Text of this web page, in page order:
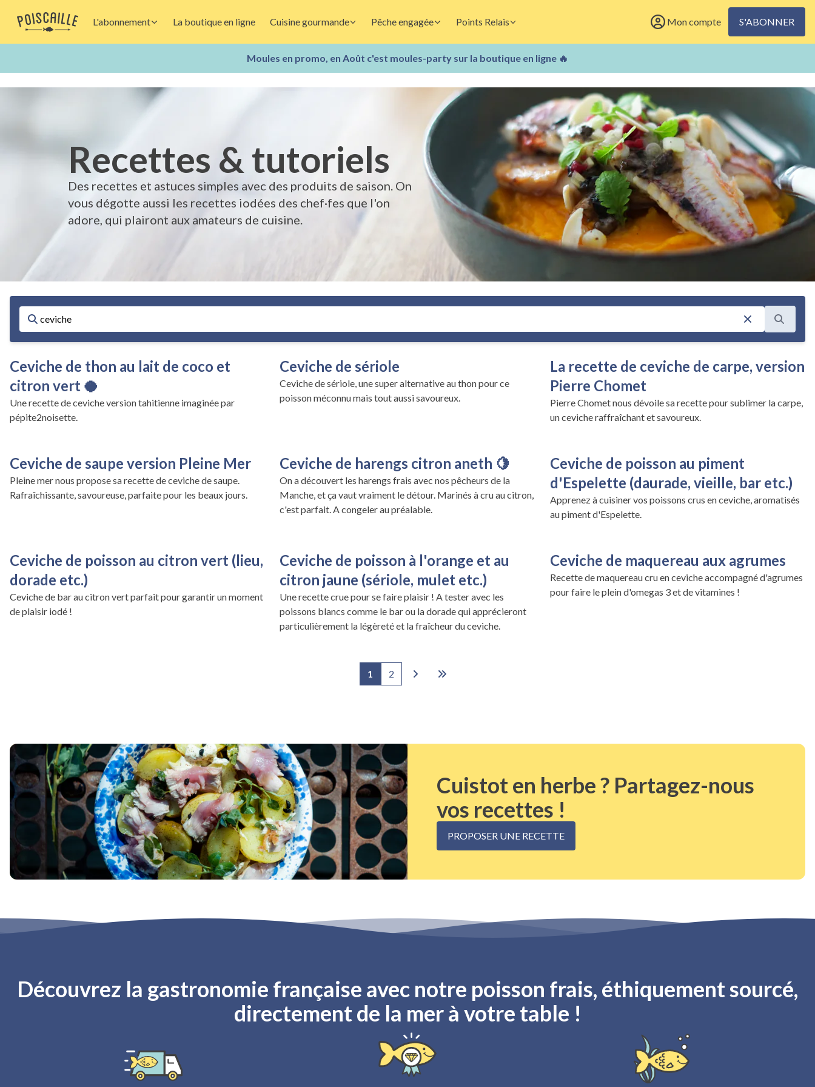
L'abonnement La boutique en ligne Cuisine gourmande Pêche engagée Points Relais Mon compte S'ABONNER
Moules en promo, en Août c'est moules-party sur la boutique en ligne 🔥
Recettes & tutoriels
Des recettes et astuces simples avec des produits de saison. On
vous dégotte aussi les recettes iodées des chef·fes que l'on
adore, qui plairont aux amateurs de cuisine.
Ceviche de thon au lait de coco et
citron vert 🥥
Une recette de ceviche version tahitienne imaginée par
pépite2noisette.
Ceviche de sériole
Ceviche de sériole, une super alternative au thon pour ce
poisson méconnu mais tout aussi savoureux.
La recette de ceviche de carpe, version
Pierre Chomet
Pierre Chomet nous dévoile sa recette pour sublimer la carpe,
un ceviche raffraîchant et savoureux.
Ceviche de saupe version Pleine Mer
Pleine mer nous propose sa recette de ceviche de saupe.
Rafraîchissante, savoureuse, parfaite pour les beaux jours.
Ceviche de harengs citron aneth 🍋
On a découvert les harengs frais avec nos pêcheurs de la
Manche, et ça vaut vraiment le détour. Marinés à cru au citron,
c'est parfait. A congeler au préalable.
Ceviche de poisson au piment
d'Espelette (daurade, vieille, bar etc.)
Apprenez à cuisiner vos poissons crus en ceviche, aromatisés
au piment d'Espelette.
Ceviche de poisson au citron vert (lieu,
dorade etc.)
Ceviche de bar au citron vert parfait pour garantir un moment
de plaisir iodé !
Ceviche de poisson à l'orange et au
citron jaune (sériole, mulet etc.)
Une recette crue pour se faire plaisir ! A tester avec les
poissons blancs comme le bar ou la dorade qui apprécieront
particulièrement la légèreté et la fraîcheur du ceviche.
Ceviche de maquereau aux agrumes
Recette de maquereau cru en ceviche accompagné d'agrumes
pour faire le plein d'omegas 3 et de vitamines !
1 2
Cuistot en herbe ? Partagez-nous
vos recettes !
PROPOSER UNE RECETTE
Découvrez la gastronomie française avec notre poisson frais, éthiquement sourcé,
directement de la mer à votre table !